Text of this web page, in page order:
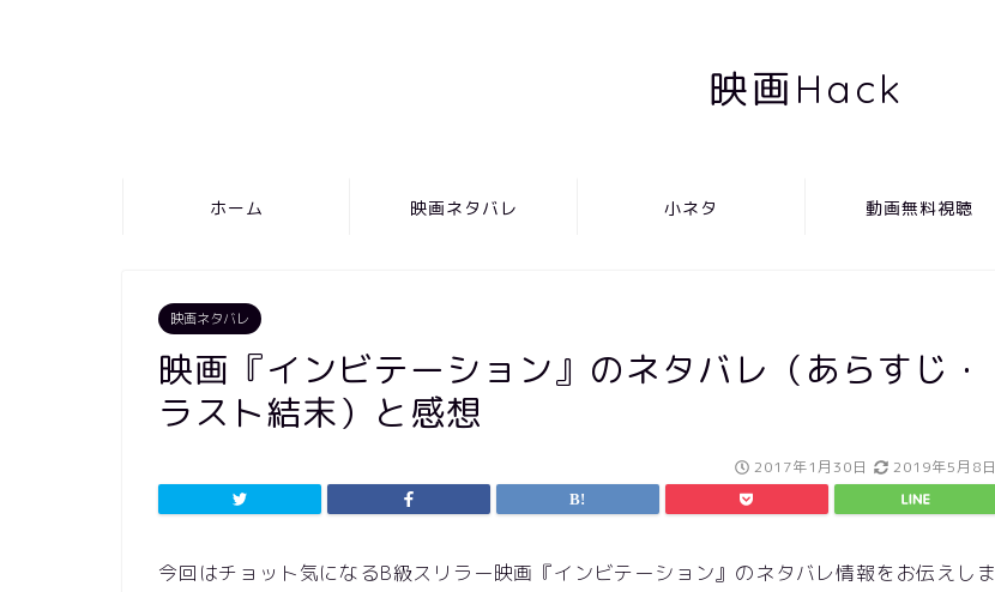
映画Hack
ホーム 映画ネタバレ 小ネタ 動画無料視聴
映画ネタバレ
映画『インビテーション』のネタバレ（あらすじ・
ラスト結末）と感想
2017年1月30日 2019年5月8日
今回はチョット気になるB級スリラー映画『インビテーション』のネタバレ情報をお伝えしま